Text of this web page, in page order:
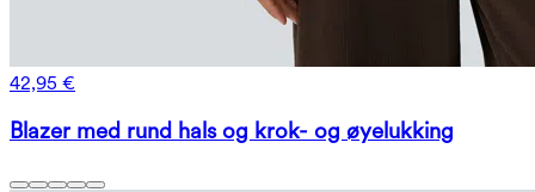
42,95 €
Blazer med rund hals og krok- og øyelukking